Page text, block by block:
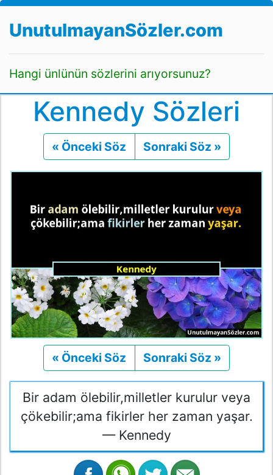
UnutulmayanSözler.com
Hangi ünlünün sözlerini arıyorsunuz?
Kennedy Sözleri
« Önceki Söz Önceki
Sonraki Söz »
« Önceki Söz Önceki
Sonraki Söz »
Bir adam ölebilir,milletler kurulur veya
çökebilir;ama fikirler her zaman yaşar.
— Kennedy